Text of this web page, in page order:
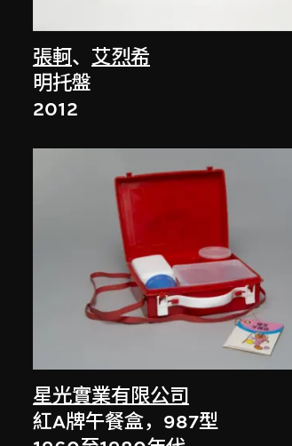
張軻、艾烈希
明托盤
2012
星光實業有限公司
紅A牌午餐盒，987型